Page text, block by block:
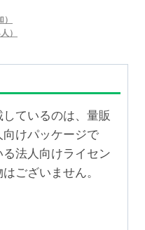
）
ているのは、量販
けパッケージで
法人向けライセン
ございません。